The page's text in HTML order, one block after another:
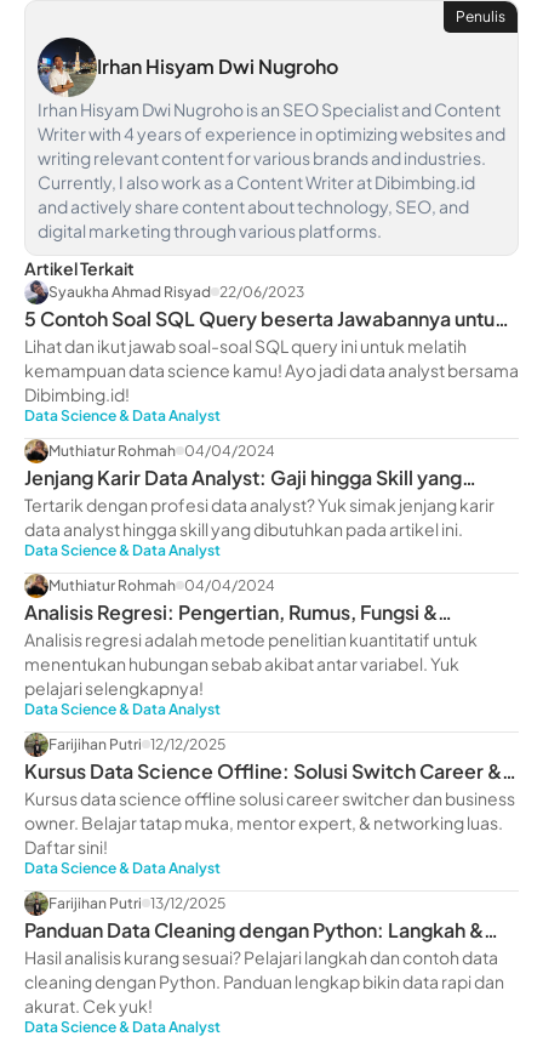
Penulis
Irhan Hisyam Dwi Nugroho
Irhan Hisyam Dwi Nugroho is an SEO Specialist and Content
Writer with 4 years of experience in optimizing websites and
writing relevant content for various brands and industries.
Currently, I also work as a Content Writer at Dibimbing.id
and actively share content about technology, SEO, and
digital marketing through various platforms.
Artikel Terkait
Syaukha Ahmad Risyad 22/06/2023
5 Contoh Soal SQL Query beserta Jawabannya untuk
Pemula
Lihat dan ikut jawab soal-soal SQL query ini untuk melatih
kemampuan data science kamu! Ayo jadi data analyst bersama
Dibimbing.id!
Data Science & Data Analyst
Muthiatur Rohmah 04/04/2024
Jenjang Karir Data Analyst: Gaji hingga Skill yang
Dimiliki
Tertarik dengan profesi data analyst? Yuk simak jenjang karir
data analyst hingga skill yang dibutuhkan pada artikel ini.
Data Science & Data Analyst
Muthiatur Rohmah 04/04/2024
Analisis Regresi: Pengertian, Rumus, Fungsi &
Manfaatnya
Analisis regresi adalah metode penelitian kuantitatif untuk
menentukan hubungan sebab akibat antar variabel. Yuk
pelajari selengkapnya!
Data Science & Data Analyst
Farijihan Putri 12/12/2025
Kursus Data Science Offline: Solusi Switch Career &
Scale Up Bisnis
Kursus data science offline solusi career switcher dan business
owner. Belajar tatap muka, mentor expert, & networking luas.
Daftar sini!
Data Science & Data Analyst
Farijihan Putri 13/12/2025
Panduan Data Cleaning dengan Python: Langkah &
Contohnya
Hasil analisis kurang sesuai? Pelajari langkah dan contoh data
cleaning dengan Python. Panduan lengkap bikin data rapi dan
akurat. Cek yuk!
Data Science & Data Analyst